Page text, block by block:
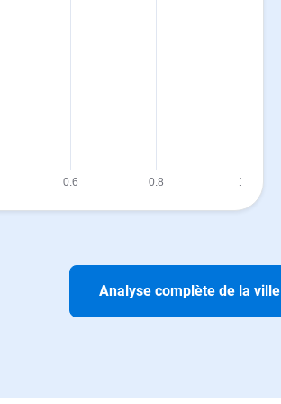
Analyse complète de la ville